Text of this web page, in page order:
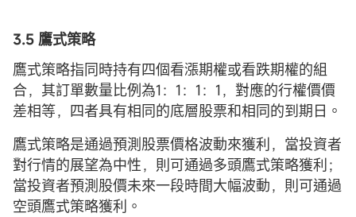
3.5 鷹式策略
鷹式策略指同時持有四個看漲期權或看跌期權的組
合，其訂單數量比例為1：1：1：1，對應的行權價價
差相等，四者具有相同的底層股票和相同的到期日。
鷹式策略是通過預測股票價格波動來獲利，當投資者
對行情的展望為中性，則可通過多頭鷹式策略獲利；
當投資者預測股價未來一段時間大幅波動，則可通過
空頭鷹式策略獲利。